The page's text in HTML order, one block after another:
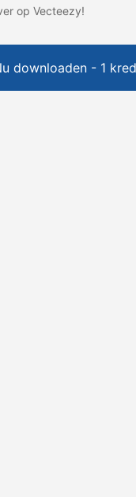
op Vecteezy!
downloaden - 1